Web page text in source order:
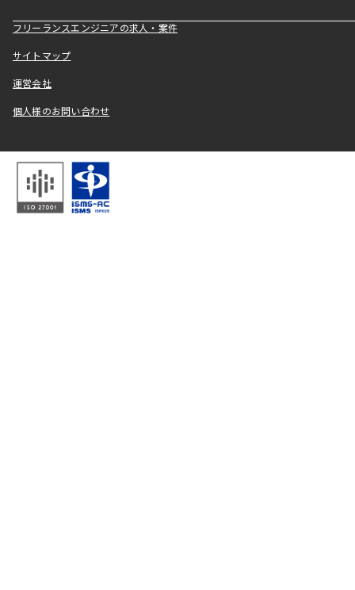
フリーランスエンジニアの求人・案件
サイトマップ
運営会社
個人様のお問い合わせ